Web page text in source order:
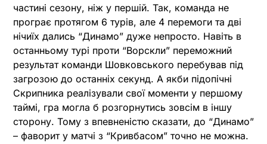
частині сезону, ніж у першій. Так, команда не
програє протягом 6 турів, але 4 перемоги та дві
нічиїх дались “Динамо” дуже непросто. Навіть в
останньому турі проти “Ворскли” переможний
результат команди Шовковського перебував під
загрозою до останніх секунд. А якби підопічні
Скрипника реалізували свої моменти у першому
таймі, гра могла б розгорнутись зовсім в іншу
сторону. Тому з впевненістю сказати, до “Динамо”
– фаворит у матчі з “Кривбасом” точно не можна.